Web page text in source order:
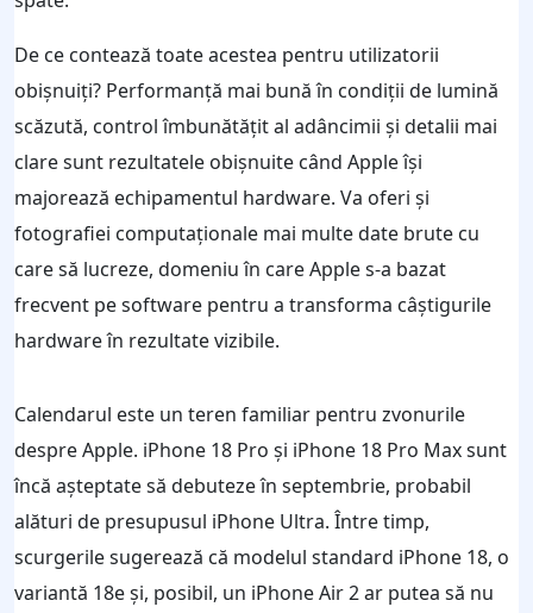
De ce contează toate acestea pentru utilizatorii
obișnuiți? Performanță mai bună în condiții de lumină
scăzută, control îmbunătățit al adâncimii și detalii mai
clare sunt rezultatele obișnuite când Apple își
majorează echipamentul hardware. Va oferi și
fotografiei computaționale mai multe date brute cu
care să lucreze, domeniu în care Apple s-a bazat
frecvent pe software pentru a transforma câștigurile
hardware în rezultate vizibile.
Calendarul este un teren familiar pentru zvonurile
despre Apple. iPhone 18 Pro și iPhone 18 Pro Max sunt
încă așteptate să debuteze în septembrie, probabil
alături de presupusul iPhone Ultra. Între timp,
scurgerile sugerează că modelul standard iPhone 18, o
variantă 18e și, posibil, un iPhone Air 2 ar putea să nu